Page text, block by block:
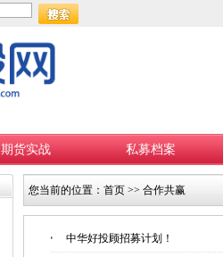
期货实战 私募档案
您当前的位置： 首页 >> 合作共赢
中华好投顾招募计划！